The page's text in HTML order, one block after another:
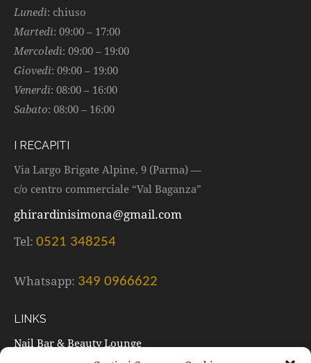
Lunedì: chiuso
Martedì: 09:00 – 17:00
Mercoledì: 09:00 – 19:00
Giovedì: 09:00 – 19:00
Venerdì: 08:00 – 16:00
Sabato: 08:00 – 16:00
I RECAPITI
Via Largo Brigate Alpine, 9 (Parma) —
c/o centro commerciale “Val Baganza”
ghirardinisimona@gmail.com
Tel: 0521 348254
Whatsapp: 349 0966622
LINKS
Nail Bar & Beauty Lounge